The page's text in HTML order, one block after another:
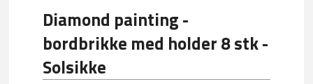
Diamond painting -
bordbrikke med holder 8 stk -
Solsikke